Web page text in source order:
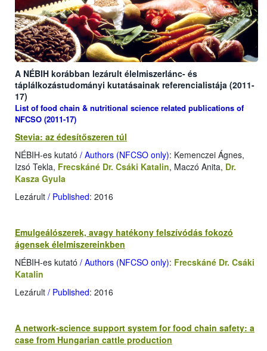
A NÉBIH korábban lezárult élelmiszerlánc- és
táplálkozástudományi kutatásainak referencialistája (2011-
17)
List of food chain & nutritional science related publications of
NFCSO (2011-17)
Stevia: az édesítőszeren túl
NÉBIH-es kutató / Authors (NFCSO only): Kemenczei Ágnes,
Izsó Tekla, Frecskáné Dr. Csáki Katalin, Maczó Anita, Dr.
Kasza Gyula
Lezárult / Published: 2016
Emulgeálószerek, avagy hatékony felszívódás fokozó
ágensek élelmiszereinkben
NÉBIH-es kutató / Authors (NFCSO only): Frecskáné Dr. Csáki
Katalin
Lezárult / Published: 2016
A network-science support system for food chain safety: a
case from Hungarian cattle production